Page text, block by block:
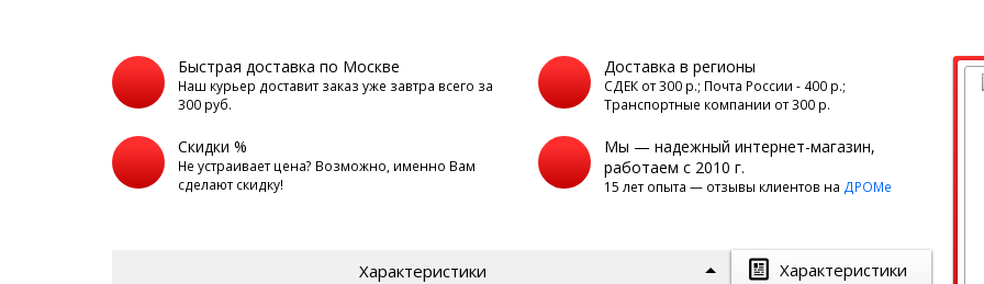
Быстрая доставка по Москве
Наш курьер доставит заказ уже завтра всего за
300 руб.
Доставка в регионы
СДЕК от 300 р.; Почта России - 400 р.;
Транспортные компании от 300 р.
Скидки %
Не устраивает цена? Возможно, именно Вам
сделают скидку!
Мы — надежный интернет-магазин,
работаем с 2010 г.
15 лет опыта — отзывы клиентов на ДРОМе
Характеристики
Характеристики